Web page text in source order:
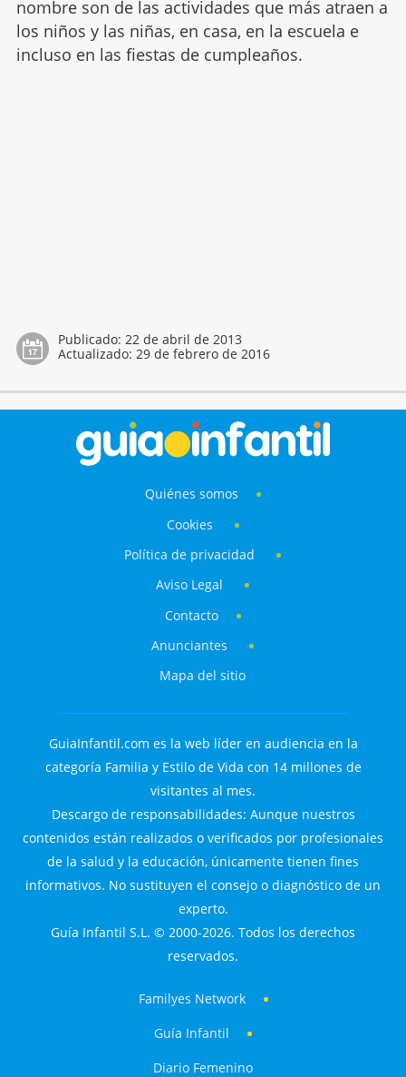
nombre son de las actividades que más atraen a
los niños y las niñas, en casa, en la escuela e
incluso en las fiestas de cumpleaños.
Publicado: 22 de abril de 2013
Actualizado: 29 de febrero de 2016
Quiénes somos
Cookies
Política de privacidad
Aviso Legal
Contacto
Anunciantes
Mapa del sitio
GuiaInfantil.com es la web líder en audiencia en la
categoría Familia y Estilo de Vida con 14 millones de
visitantes al mes.
Descargo de responsabilidades: Aunque nuestros
contenidos están realizados o verificados por profesionales
de la salud y la educación, únicamente tienen fines
informativos. No sustituyen el consejo o diagnóstico de un
experto.
Guía Infantil S.L. © 2000-2026. Todos los derechos
reservados.
Familyes Network
Guía Infantil
Diario Femenino